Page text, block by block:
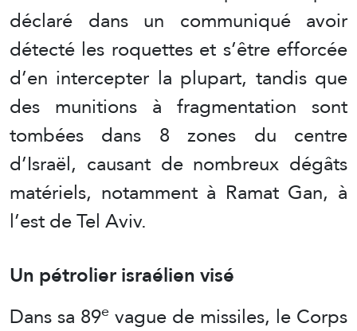
déclaré dans un communiqué avoir
détecté les roquettes et s’être efforcée
d’en intercepter la plupart, tandis que
des munitions à fragmentation sont
tombées dans 8 zones du centre
d’Israël, causant de nombreux dégâts
matériels, notamment à Ramat Gan, à
l’est de Tel Aviv.
Un pétrolier israélien visé
Dans sa 89e vague de missiles, le Corps